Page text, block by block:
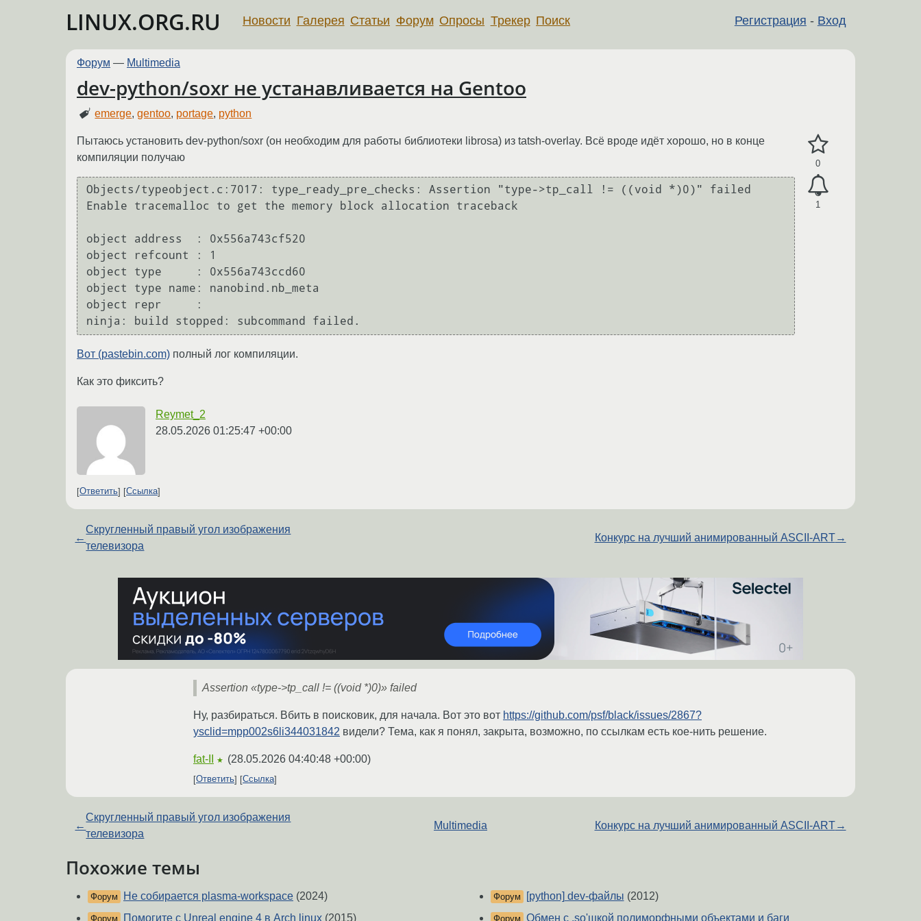
LINUX.ORG.RU Регистрация - Вход
Новости Галерея Статьи Форум Опросы Трекер Поиск
Форум — Multimedia
dev-python/soxr не устанавливается на Gentoo
emerge,gentoo, portage, python
0
1
Пытаюсь установить dev-python/soxr (он необходим для работы библиотеки librosa) из tatsh-overlay. Всё вроде идёт хорошо, но в конце
компиляции получаю
Objects/typeobject.c:7017: type_ready_pre_checks: Assertion "type->tp_call != ((void *)0)" failed
Enable tracemalloc to get the memory block allocation traceback
object address  : 0x556a743cf520
object refcount : 1
object type     : 0x556a743ccd60
object type name: nanobind.nb_meta
object repr     :
ninja: build stopped: subcommand failed.
Вот (pastebin.com) полный лог компиляции.
Как это фиксить?
Reymet_2
28.05.2026 01:25:47 +00:00
Ответить Ссылка
←
Скругленный правый угол изображения
телевизора
Конкурс на лучший анимированный ASCII-ART→
Assertion «type->tp_call != ((void *)0)» failed
Ну, разбираться. Вбить в поисковик, для начала. Вот это вот https://github.com/psf/black/issues/2867?
ysclid=mpp002s6li344031842 видели? Тема, как я понял, закрыта, возможно, по ссылкам есть кое-нить решение.
fat-II ★ (28.05.2026 04:40:48 +00:00)
Ответить Ссылка
←
Скругленный правый угол изображения
телевизора
Multimedia Конкурс на лучший анимированный ASCII-ART→
Похожие темы
Форум Не собирается plasma-workspace (2024)
Форум Помогите с Unreal engine 4 в Arch linux (2015)
Форум [python] dev-файлы (2012)
Форум Обмен с .so'шкой полиморфными объектами и баги